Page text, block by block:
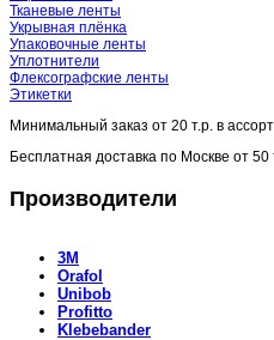
Тканевые ленты
Укрывная плёнка
Упаковочные ленты
Уплотнители
Флексографские ленты
Этикетки
Минимальный заказ от 20 т.р. в
Бесплатная доставка по Москве от 50
Производители
3M
Orafol
Unibob
Profitto
Klebebander